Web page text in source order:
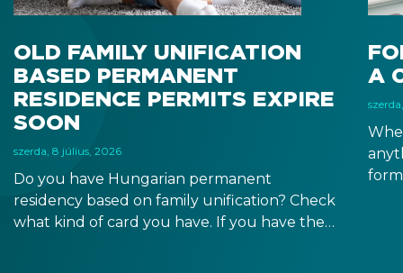
OLD FAMILY UNIFICATION
BASED PERMANENT
RESIDENCE PERMITS EXPIRE
SOON
szerda, 8 július, 2026
Do you have Hungarian permanent
residency based on family unification? Check
what kind of card you have. If you have the
A